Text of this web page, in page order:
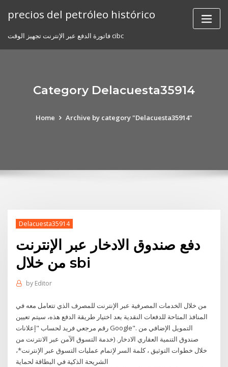
precios del petróleo histórico
فاتورة الدفع عبر الإنترنت تجهيز الوقت cibc
Category Delacuesta35914
Home Archive by category "Delacuesta35914"
Delacuesta35914
دفع صندوق الادخار عبر الإنترنت
من خلال sbi
by Editor
من خلال الخدمات المصرفية عبر الإنترنت للمصرف الذي تتعامل معه في
المنافذ المتاحة للدفعات النقدية بعد اختيار طريقة الدفع هذه، سيتم تعيين
رقم مرجعي فريد لحساب "إعلانات Google". التمويل الإضافي من
صندوق التنمية العقاري الادخار. (خدمة التسوق الآمن عبر الانترنت من
خلال خطوات التوثيق ، كلمة السر لإتمام عمليات التسوق عبر الإنترنت*،
الشريحة الذكية في البطاقة لحماية